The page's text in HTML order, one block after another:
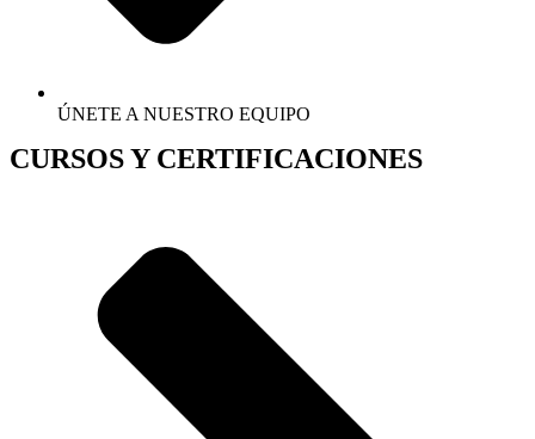
ÚNETE A NUESTRO EQUIPO
CURSOS Y CERTIFICACIONES